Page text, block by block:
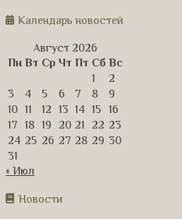
Календарь новостей
Август 2026
Пн Вт Ср Чт Пт Сб Вс
1
2
3
4 5 6 7 8
9
10 11 12 13 14 15
16
17
18 19 20 21 22 23
24 25 26 27 28 29 30
31
« Июл
Новости